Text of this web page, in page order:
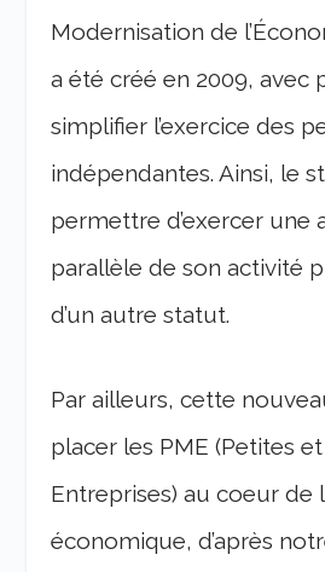
Modernisation de
a été créé en 2009, avec
simplifier l’exercice des
indépendantes. Ainsi, le
permettre d’exercer une
parallèle de son activité
d’un autre statut.
Par ailleurs, cette
placer les PME (Petites
Entreprises) au coeur de
économique, d’après